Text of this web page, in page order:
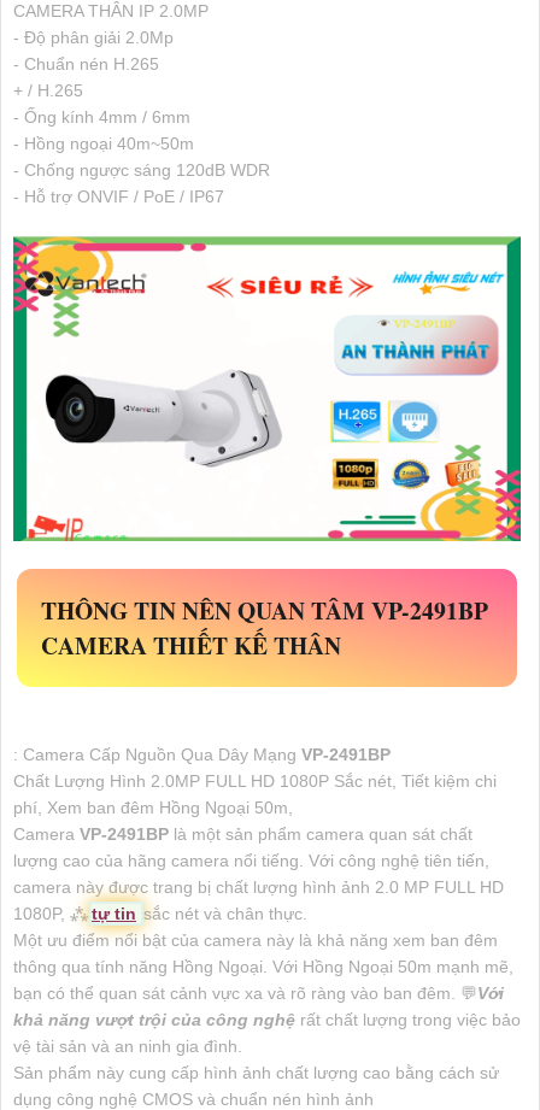
CAMERA THÂN IP 2.0MP
- Độ phân giải 2.0Mp
- Chuẩn nén H.265
+ / H.265
- Ống kính 4mm / 6mm
- Hồng ngoại 40m~50m
- Chống ngược sáng 120dB WDR
- Hỗ trợ ONVIF / PoE / IP67
THÔNG TIN NÊN QUAN TÂM VP-2491BP
CAMERA THIẾT KẾ THÂN
: Camera Cấp Nguồn Qua Dây Mạng VP-2491BP
Chất Lượng Hình 2.0MP FULL HD 1080P Sắc nét, Tiết kiệm chi
phí, Xem ban đêm Hồng Ngoại 50m,
Camera VP-2491BP là một sản phẩm camera quan sát chất
lượng cao của hãng camera nổi tiếng. Với công nghệ tiên tiến,
camera này được trang bị chất lượng hình ảnh 2.0 MP FULL HD
1080P, ⁂tự tin sắc nét và chân thực.
Một ưu điểm nổi bật của camera này là khả năng xem ban đêm
thông qua tính năng Hồng Ngoại. Với Hồng Ngoại 50m mạnh mẽ,
bạn có thể quan sát cảnh vực xa và rõ ràng vào ban đêm. 💬Với
khả năng vượt trội của công nghệ rất chất lượng trong việc bảo
vệ tài sản và an ninh gia đình.
Sản phẩm này cung cấp hình ảnh chất lượng cao bằng cách sử
dụng công nghệ CMOS và chuẩn nén hình ảnh